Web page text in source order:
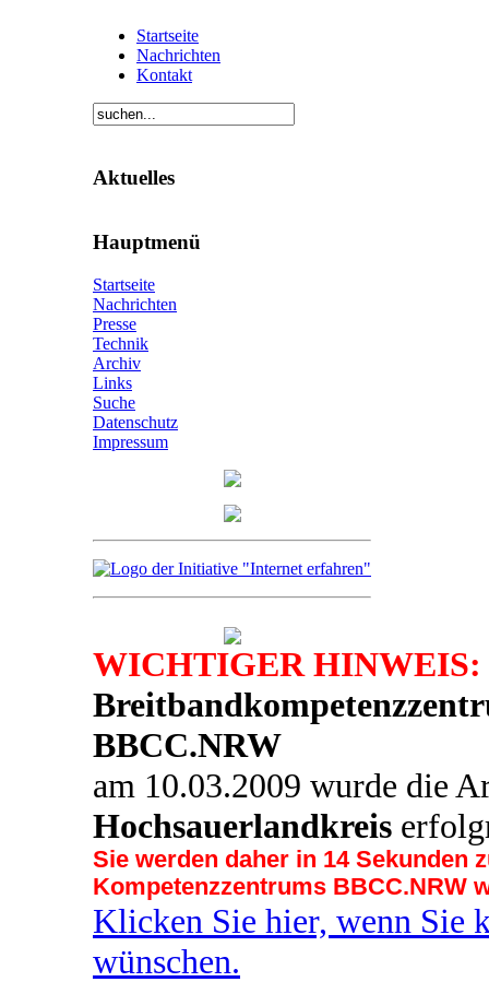
Startseite
Nachrichten
Kontakt
Aktuelles
Hauptmenü
Startseite
Nachrichten
Presse
Technik
Archiv
Links
Suche
Datenschutz
Impressum
WICHTIGER HINWEIS:
BBCC.NRW
am 10.03.2009 wurde die
Hochsauerlandkreis
Sie werden daher in 14 Sekunden
Kompetenzzentrums BBCC.NRW
Klicken Sie hier, wenn Sie
wünschen.